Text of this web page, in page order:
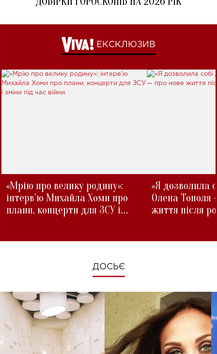
ЕКСКЛЮЗИВ
«Мрію про велику родину»:
інтерв'ю Михайла Хоми про
плани, концерти для ЗСУ і
«Я дозволила
Олена Тополя
життя після
ДОСЬЄ